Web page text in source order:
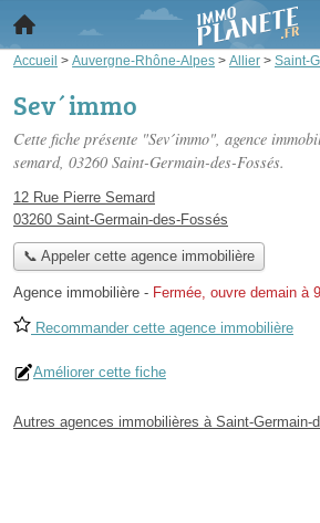
Accueil > Auvergne-Rhône-Alpes > Allier > Saint-
Sev´immo
Cette fiche présente "Sev´immo", agence
semard, 03260 Saint-Germain-des-Fossés.
12 Rue Pierre Semard
03260 Saint-Germain-des-Fossés
📞 Appeler cette agence immobilière
Agence immobilière - Fermée, ouvre demain à
Recommander cette agence immobilière
Améliorer cette fiche
Autres agences immobilières à Saint-Germain-